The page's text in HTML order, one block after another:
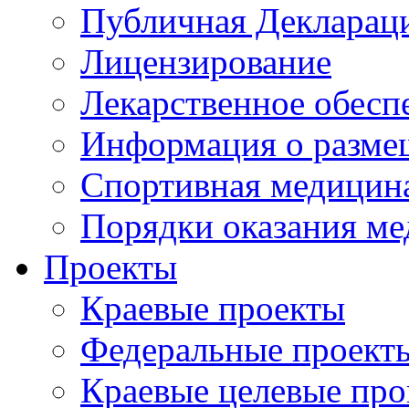
Публичная
Лицензирование
Лекарственное
Информация о
Спортивная
Порядки оказания
Проекты
Краевые проекты
Федеральные
Краевые целевые